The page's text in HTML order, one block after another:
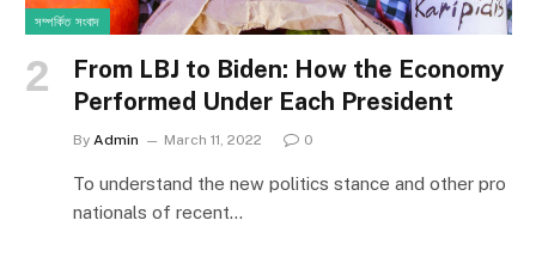
সম্পর্কিত সংবাদ
From LBJ to Biden: How the Economy
Performed Under Each President
By Admin March 11, 2022 0
To understand the new politics stance and other pro
nationals of recent…